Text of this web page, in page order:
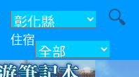
住宿
附近